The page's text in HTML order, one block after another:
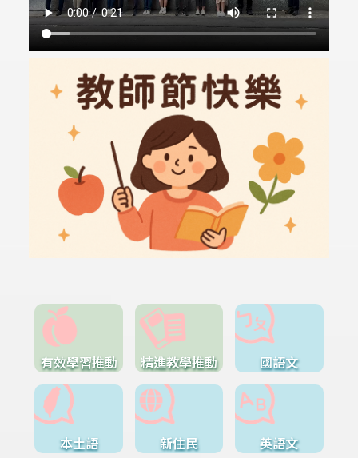
有效學習推動 精進教學推動 國語文
本土語 新住民 英語文